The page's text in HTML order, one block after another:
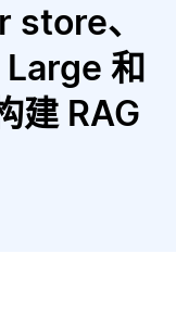
、
和
建 RAG